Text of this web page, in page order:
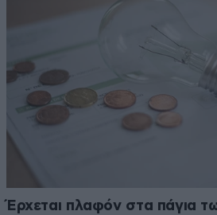
Έρχεται πλαφόν στα πάγια